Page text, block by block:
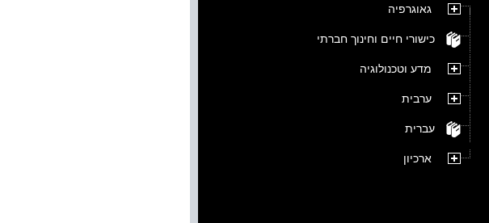
גאוגרפיה
כישורי חיים וחינוך חברתי
מדע וטכנולוגיה
ערבית
עברית
ארכיון